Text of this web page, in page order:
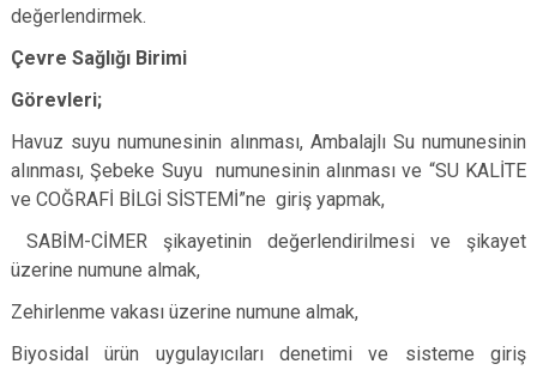
değerlendirmek.
Çevre Sağlığı Birimi
Görevleri;
Havuz suyu numunesinin alınması, Ambalajlı Su numunesinin
alınması, Şebeke Suyu numunesinin alınması ve “SU KALİTE
ve COĞRAFİ BİLGİ SİSTEMİ”ne giriş yapmak,
SABİM-CİMER şikayetinin değerlendirilmesi ve şikayet
üzerine numune almak,
Zehirlenme vakası üzerine numune almak,
Biyosidal ürün uygulayıcıları denetimi ve sisteme giriş